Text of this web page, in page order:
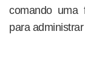
comando uma
para